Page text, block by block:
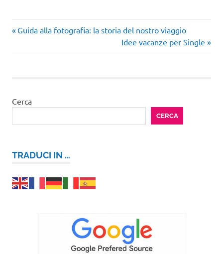
Navigazione
articoli
Articolo
Guida alla fotografia: la storia del nostro viaggio
Articolo
successivo:
Idee vacanze per Single
Cerca
CERCA
TRADUCI IN …